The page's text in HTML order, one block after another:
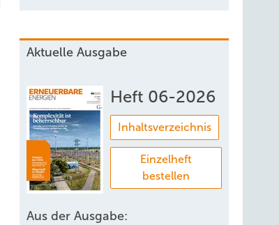
Aktuelle Ausgabe
Heft 06-2026
Inhaltsverzeichnis
Einzelheft
bestellen
Aus der Ausgabe: